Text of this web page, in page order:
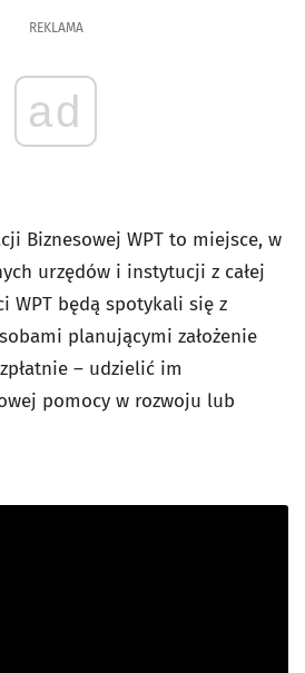
REKLAMA
ad
Biznesowej WPT to miejsce, w
urzędów i instytucji z całej
WPT będą spotykali się z
planującymi założenie
– udzielić im
pomocy w rozwoju lub